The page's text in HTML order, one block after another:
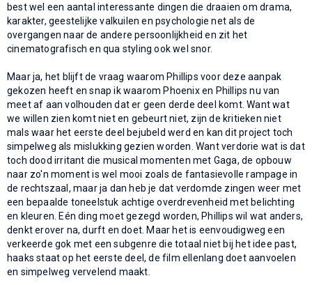
best wel een aantal interessante dingen die draaien om drama,
karakter, geestelijke valkuilen en psychologie net als de
overgangen naar de andere persoonlijkheid en zit het
cinematografisch en qua styling ook wel snor.
Maar ja, het blijft de vraag waarom Phillips voor deze aanpak
gekozen heeft en snap ik waarom Phoenix en Phillips nu van
meet af aan volhouden dat er geen derde deel komt. Want wat
we willen zien komt niet en gebeurt niet, zijn de kritieken niet
mals waar het eerste deel bejubeld werd en kan dit project toch
simpelweg als mislukking gezien worden. Want verdorie wat is dat
toch dood irritant die musical momenten met Gaga, de opbouw
naar zo'n moment is wel mooi zoals de fantasievolle rampage in
de rechtszaal, maar ja dan heb je dat verdomde zingen weer met
een bepaalde toneelstuk achtige overdrevenheid met belichting
en kleuren. Eén ding moet gezegd worden, Phillips wil wat anders,
denkt erover na, durft en doet. Maar het is eenvoudigweg een
verkeerde gok met een subgenre die totaal niet bij het idee past,
haaks staat op het eerste deel, de film ellenlang doet aanvoelen
en simpelweg vervelend maakt.